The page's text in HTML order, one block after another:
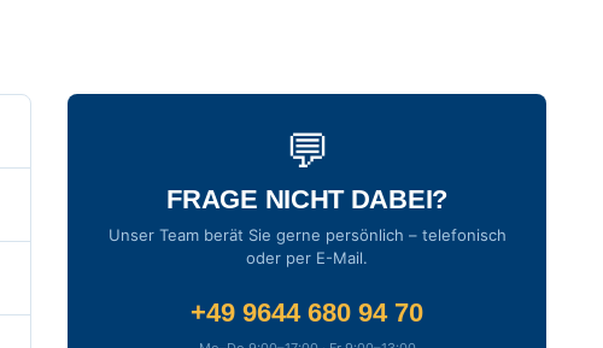
💬
FRAGE NICHT DABEI?
Unser Team berät Sie gerne persönlich – telefonisch
oder per E-Mail.
+49 9644 680 94 70